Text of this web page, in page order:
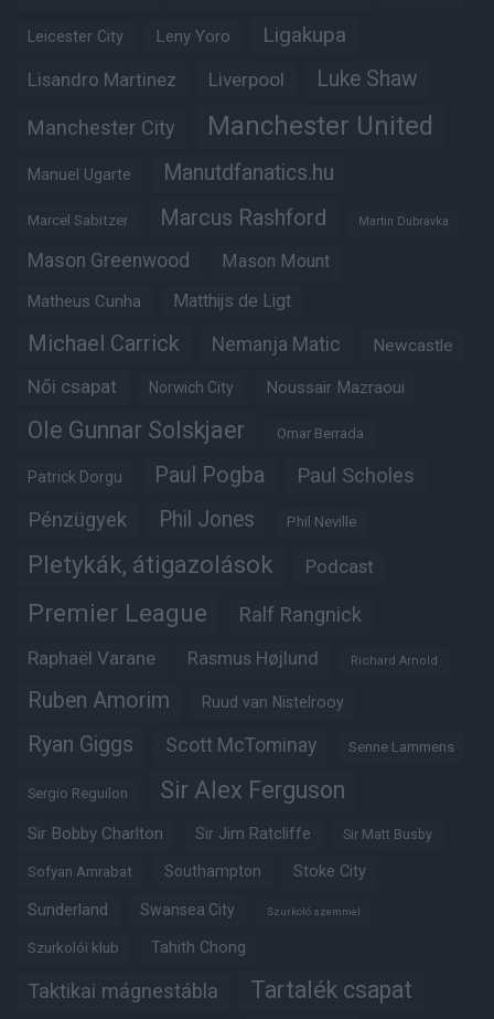
Leicester City Leny Yoro Ligakupa
Lisandro Martinez Liverpool Luke Shaw
Manchester City Manchester United
Manuel Ugarte Manutdfanatics.hu
Marcel Sabitzer Marcus Rashford Martin Dubravka
Mason Greenwood Mason Mount
Matheus Cunha Matthijs de Ligt
Michael Carrick Nemanja Matic Newcastle
Női csapat Norwich City Noussair Mazraoui
Ole Gunnar Solskjaer Omar Berrada
Patrick Dorgu Paul Pogba Paul Scholes
Pénzügyek Phil Jones Phil Neville
Pletykák, átigazolások Podcast
Premier League Ralf Rangnick
Raphaël Varane Rasmus Højlund Richard Arnold
Ruben Amorim Ruud van Nistelrooy
Ryan Giggs Scott McTominay Senne Lammens
Sergio Reguilon Sir Alex Ferguson
Sir Bobby Charlton Sir Jim Ratcliffe Sir Matt Busby
Sofyan Amrabat Southampton Stoke City
Sunderland Swansea City Szurkoló szemmel
Szurkolói klub Tahith Chong
Taktikai mágnestábla Tartalék csapat